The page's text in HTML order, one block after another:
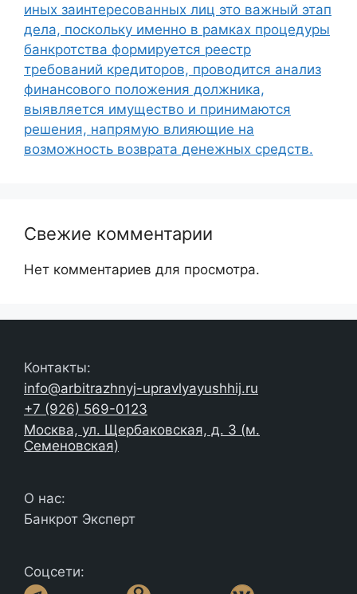
иных заинтересованных лиц это важный этап
дела, поскольку именно в рамках процедуры
банкротства формируется реестр
требований кредиторов, проводится анализ
финансового положения должника,
выявляется имущество и принимаются
решения, напрямую влияющие на
возможность возврата денежных средств.
Свежие комментарии
Нет комментариев для просмотра.
Контакты:
info@arbitrazhnyj-upravlyayushhij.ru
+7 (926) 569-0123
Москва, ул. Щербаковская, д. 3 (м.
Семеновская)
О нас:
Банкрот Эксперт
Соцсети: